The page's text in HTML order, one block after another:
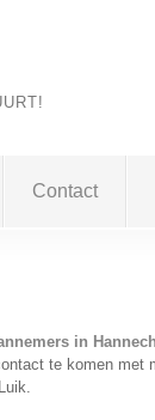
Contact
in
te komen met